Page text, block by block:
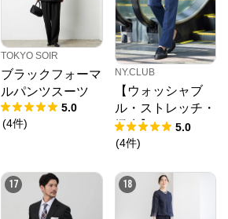
TOKYO SOIR
ブラックフォーマ
ルパンツスーツ
5.0
(4件)
NY.CLUB
【ウォッシャブ
ル・ストレッチ・
撥水】MOVING C
OMFORT エスパ
ー ウエストアジ
ャスト パンツ(セ
ットアップ対応)
5.0
(4件)
17 18